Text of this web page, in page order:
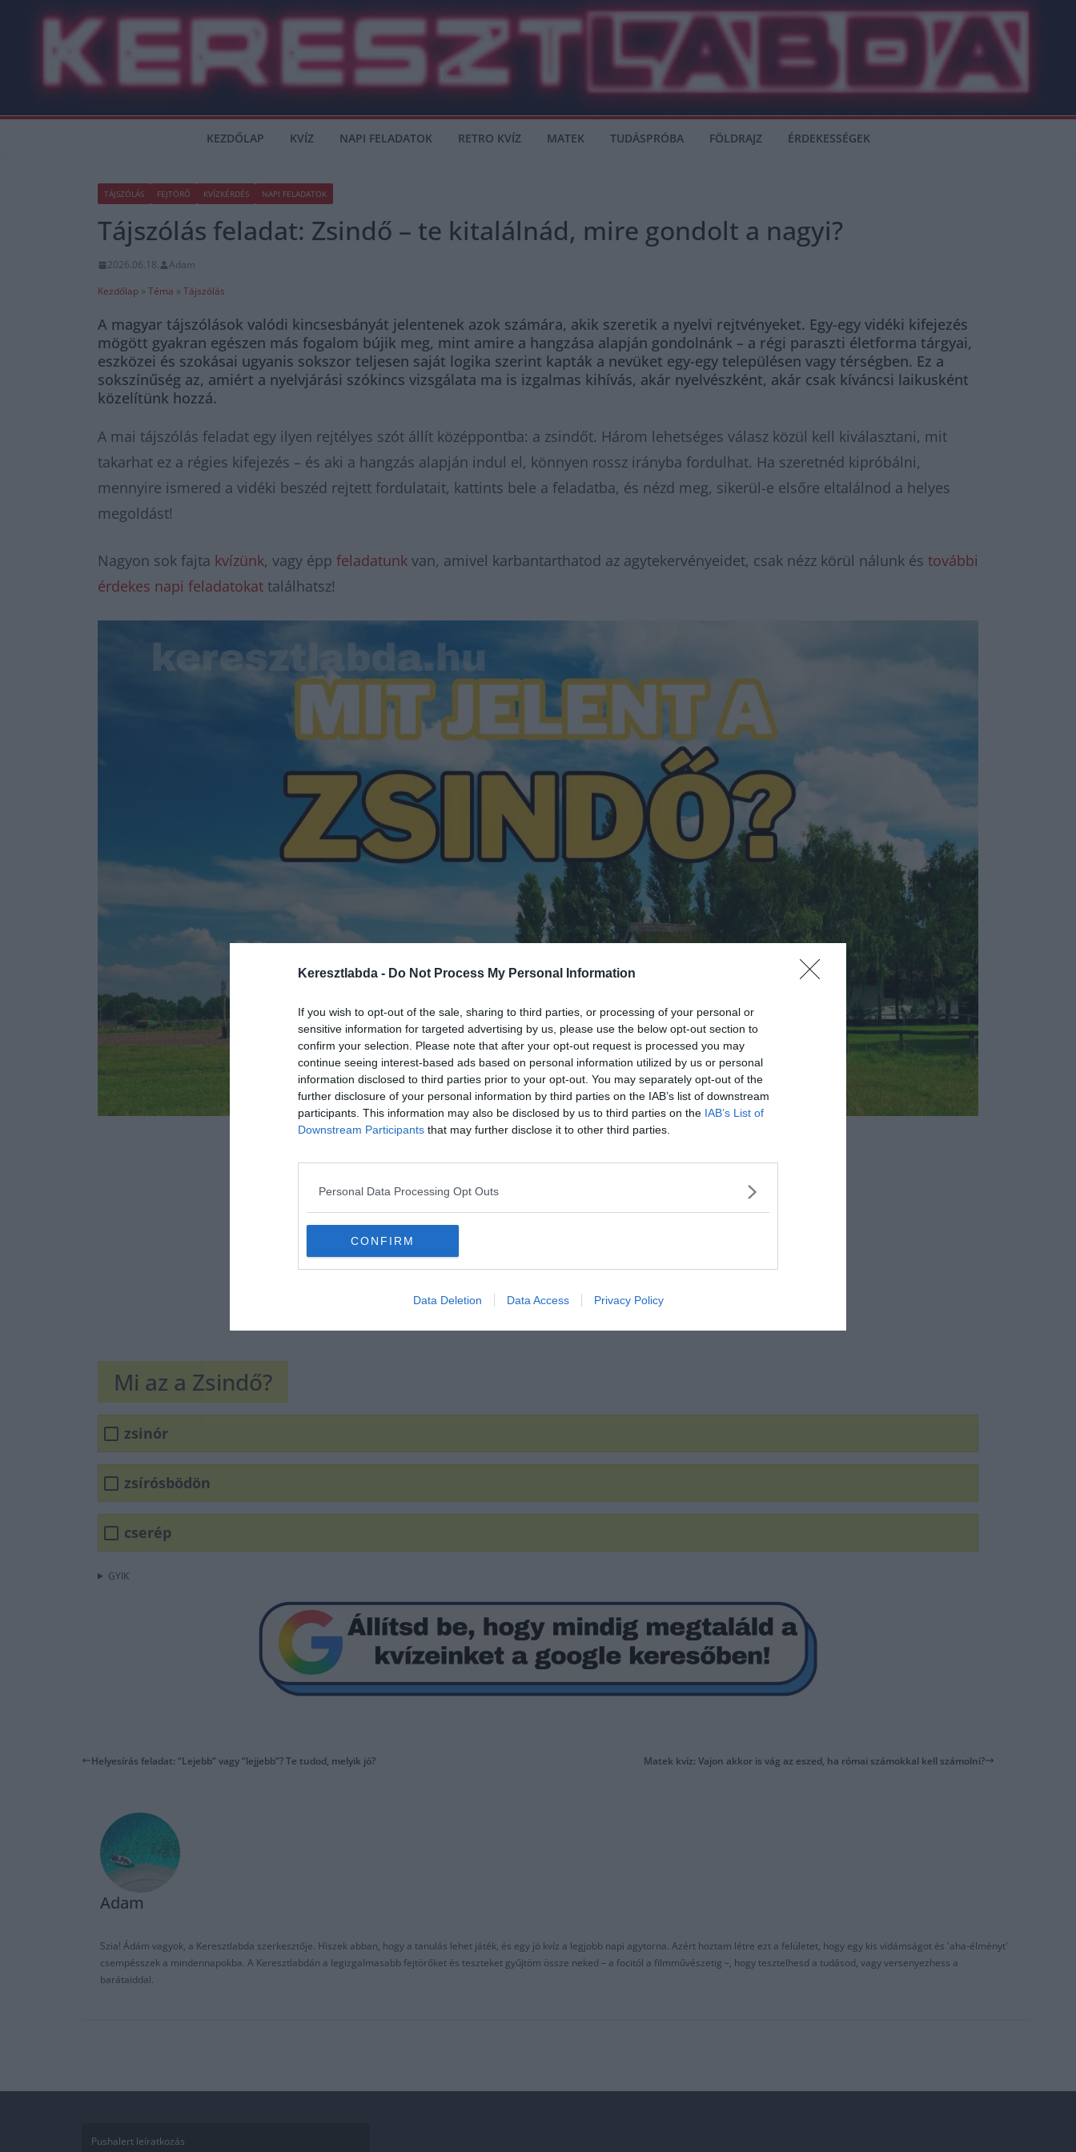
Keresztlabda - Do Not Process My Personal Information
If you wish to opt-out of the sale, sharing to third parties, or processing of your personal or
sensitive information for targeted advertising by us, please use the below opt-out section to
confirm your selection. Please note that after your opt-out request is processed you may
continue seeing interest-based ads based on personal information utilized by us or personal
information disclosed to third parties prior to your opt-out. You may separately opt-out of the
further disclosure of your personal information by third parties on the IAB’s list of downstream
participants. This information may also be disclosed by us to third parties on the IAB’s List of
Downstream Participants that may further disclose it to other third parties.
Personal Data Processing Opt Outs
CONFIRM
Data Deletion Data Access Privacy Policy
KEZDŐLAP KVÍZ NAPI FELADATOK RETRO KVÍZ MATEK TUDÁSPRÓBA FÖLDRAJZ ÉRDEKESSÉGEK
TÁJSZÓLÁS FEJTÖRŐ KVÍZKÉRDÉS NAPI FELADATOK
Tájszólás feladat: Zsindő – te kitalálnád, mire gondolt a nagyi?
2026.06.18.
Adam
Kezdőlap » Téma » Tájszólás
A magyar tájszólások valódi kincsesbányát jelentenek azok számára, akik szeretik a nyelvi rejtvényeket. Egy-egy vidéki kifejezés
mögött gyakran egészen más fogalom bújik meg, mint amire a hangzása alapján gondolnánk – a régi paraszti életforma tárgyai,
eszközei és szokásai ugyanis sokszor teljesen saját logika szerint kapták a nevüket egy-egy településen vagy térségben. Ez a
sokszínűség az, amiért a nyelvjárási szókincs vizsgálata ma is izgalmas kihívás, akár nyelvészként, akár csak kíváncsi laikusként
közelítünk hozzá.
A mai tájszólás feladat egy ilyen rejtélyes szót állít középpontba: a zsindőt. Három lehetséges válasz közül kell kiválasztani, mit
takarhat ez a régies kifejezés – és aki a hangzás alapján indul el, könnyen rossz irányba fordulhat. Ha szeretnéd kipróbálni,
mennyire ismered a vidéki beszéd rejtett fordulatait, kattints bele a feladatba, és nézd meg, sikerül-e elsőre eltalálnod a helyes
megoldást!
Nagyon sok fajta kvízünk, vagy épp feladatunk van, amivel karbantarthatod az agytekervényeidet, csak nézz körül nálunk és további
érdekes napi feladatokat találhatsz!
Hirdetés
Mi az a Zsindő?
zsinór
zsírósbödön
cserép
GYIK
Helyesírás feladat: “Lejebb” vagy “lejjebb”? Te tudod, melyik jó? Matek kvíz: Vajon akkor is vág az eszed, ha római számokkal kell számolni?
Adam
Szia! Ádám vagyok, a Keresztlabda szerkesztője. Hiszek abban, hogy a tanulás lehet játék, és egy jó kvíz a legjobb napi agytorna. Azért hoztam létre ezt a felületet, hogy egy kis vidámságot és 'aha-élményt'
csempésszek a mindennapokba. A Keresztlabdán a legizgalmasabb fejtörőket és teszteket gyűjtöm össze neked – a focitól a filmművészetig –, hogy tesztelhesd a tudásod, vagy versenyezhess a
barátaiddal.
Pushalert leíratkozás